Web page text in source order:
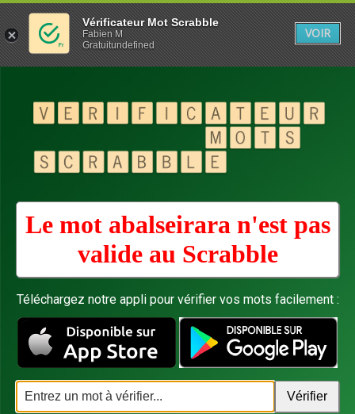
Le mot abalseirara n'est pas
valide au Scrabble
Téléchargez notre appli pour vérifier vos mots facilement :
Vérificateur Mot Scrabble
Fabien M
Gratuitundefined
VOIR